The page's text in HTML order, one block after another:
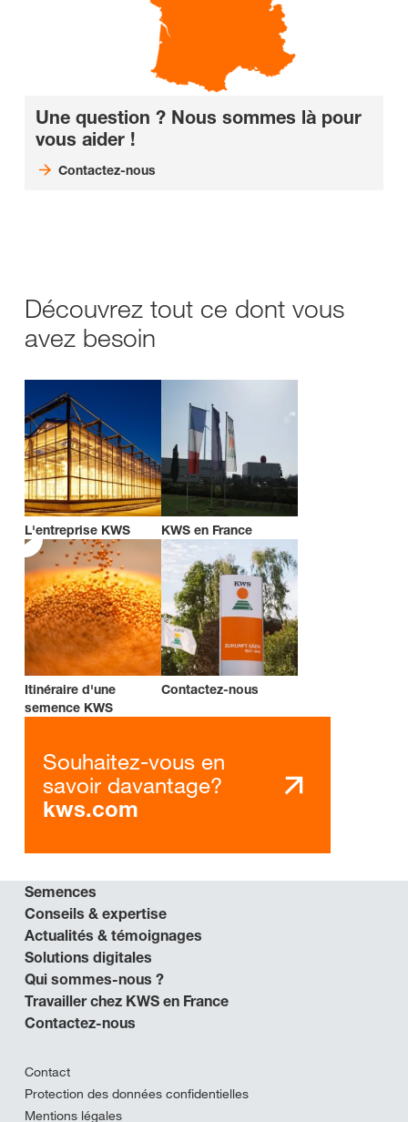
Une question ? Nous sommes là pour
vous aider !
Contactez-nous
Découvrez tout ce dont vous
avez besoin
L'entreprise KWS KWS en France
Itinéraire d'une
semence KWS
Contactez-nous
Souhaitez-vous en
savoir davantage?
kws.com
Semences
Conseils & expertise
Actualités & témoignages
Solutions digitales
Qui sommes-nous ?
Travailler chez KWS en France
Contactez-nous
Contact
Protection des données confidentielles
Mentions légales